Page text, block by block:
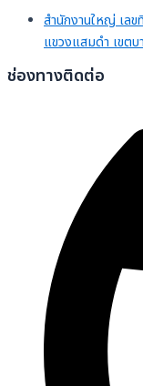
สำนักงานใหญ่ เล
แขวงแสมดำ เขต
ช่องทางติดต่อ